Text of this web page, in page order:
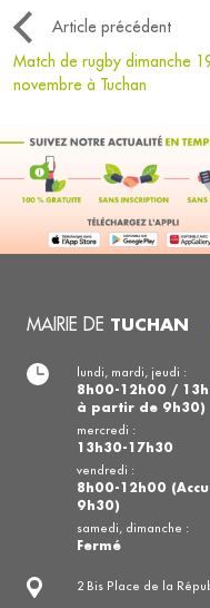
Article précédent
Match de rugby dimanche
novembre à Tuchan
MAIRIE DE TUCHAN
2 Bis Place de la
lundi, mardi, jeudi :
8h00-12h00 /
à partir de 9h30)
mercredi :
13h30-17h30
vendredi :
8h00-12h00
9h30)
samedi, dimanche :
Fermé